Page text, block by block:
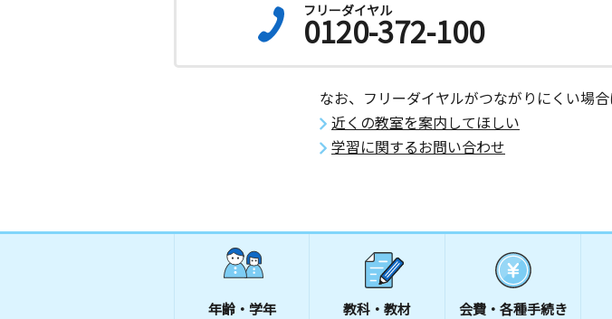
フリーダイヤル
0120-372-100
なお、フリーダイヤルがつながりにくい場
近くの教室を案内してほしい
学習に関するお問い合わせ
年齢・学年 教科・教材 会費・ 各種手続き